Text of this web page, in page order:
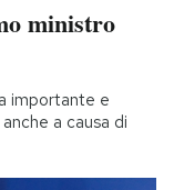
ministro
importante e
a causa di